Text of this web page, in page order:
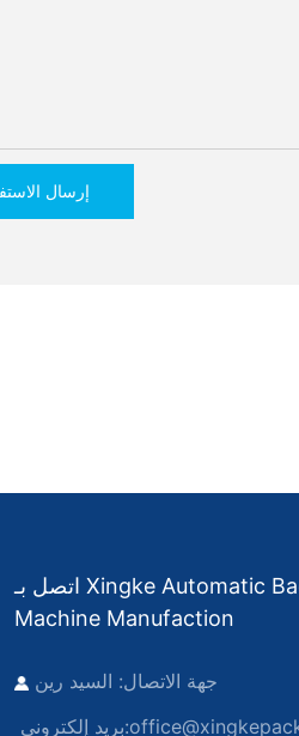
إرسال
اتصل بـ Xingke Automatic Backing
Machine Manufaction
جهة الاتصال: السيد رين
بريد إلكتروني: